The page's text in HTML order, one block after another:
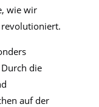
wie wir
die
auf der